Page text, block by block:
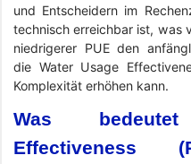
und Entscheidern im
technisch erreichbar ist, was
niedrigerer PUE den
die Water Usage
Komplexität erhöhen kann.
Was